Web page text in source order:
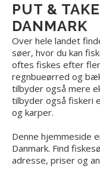
PUT &
DANMARK
Over hele landet
søer, hvor du kan
oftes fiskes efter
regnbueørred og
tilbyder også mere
tilbyder også fiskeri
og karper.
Denne hjemmeside
Danmark. Find
adresse, priser og